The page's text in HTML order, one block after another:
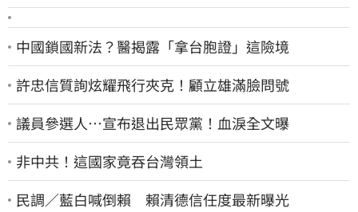
中國鎖國新法？醫揭露「拿台胞證」這險境
許忠信質詢炫耀飛行夾克！顧立雄滿臉問號
議員參選人…宣布退出民眾黨！血淚全文曝
非中共！這國家竟吞台灣領土
民調／藍白喊倒賴 賴清德信任度最新曝光